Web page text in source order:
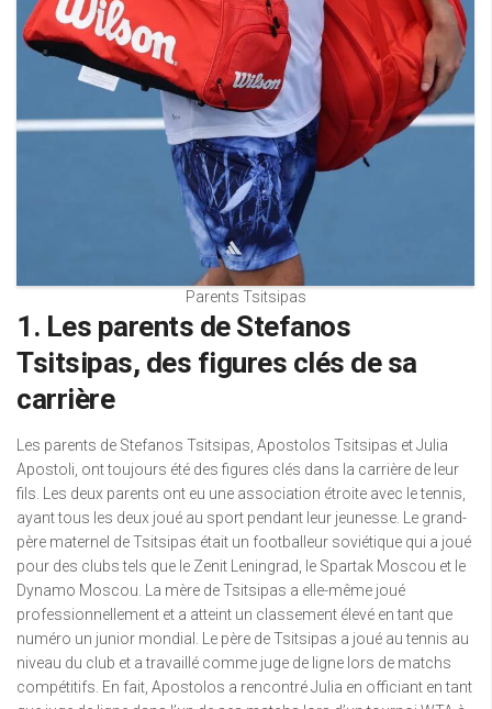
Parents Tsitsipas
1. Les parents de Stefanos
Tsitsipas, des figures clés de sa
carrière
Les parents de Stefanos Tsitsipas, Apostolos Tsitsipas et Julia
Apostoli, ont toujours été des figures clés dans la carrière de leur
fils. Les deux parents ont eu une association étroite avec le tennis,
ayant tous les deux joué au sport pendant leur jeunesse. Le grand-
père maternel de Tsitsipas était un footballeur soviétique qui a joué
pour des clubs tels que le Zenit Leningrad, le Spartak Moscou et le
Dynamo Moscou. La mère de Tsitsipas a elle-même joué
professionnellement et a atteint un classement élevé en tant que
numéro un junior mondial. Le père de Tsitsipas a joué au tennis au
niveau du club et a travaillé comme juge de ligne lors de matchs
compétitifs. En fait, Apostolos a rencontré Julia en officiant en tant